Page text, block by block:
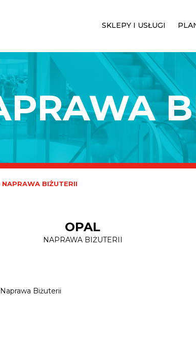
SKLEPY I USŁUGI
NAPRAWA BIŻUTERII
OPAL
NAPRAWA BIŻUTERII
Naprawa Biżuterii